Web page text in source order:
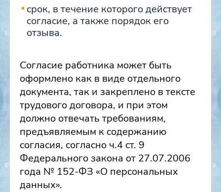
срок, в течение которого действует
согласие, а также порядок его
отзыва.
Согласие работника может быть
оформлено как в виде отдельного
документа, так и закреплено в тексте
трудового договора, и при этом
должно отвечать требованиям,
предъявляемым к содержанию
согласия, согласно ч.4 ст. 9
Федерального закона от 27.07.2006
года № 152-ФЗ «О персональных
данных».